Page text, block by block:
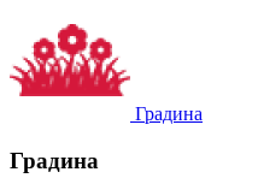
Градина
Градина